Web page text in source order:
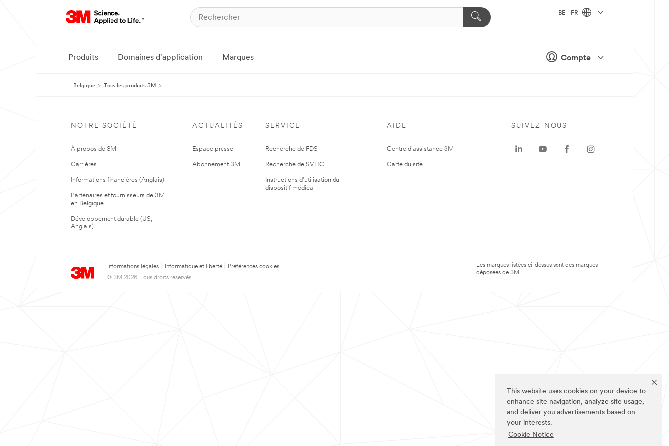
This website uses cookies on your device to
enhance site navigation, analyze site usage,
and deliver you advertisements based on
your interests.
Cookie Notice
Compte
BE - FR
Produits Domaines d'application Marques
Belgique Tous les produits 3M
NOTRE SOCIÉTÉ
À propos de 3M
Carrières
Informations financières (Anglais)
Partenaires et fournisseurs de 3M
en Belgique
Développement durable (US,
Anglais)
ACTUALITÉS
Espace presse
Abonnement 3M
SERVICE
Recherche de FDS
Recherche de SVHC
Instructions d'utilisation du
dispositif médical
AIDE
Centre d'assistance 3M
Carte du site
Informations légales Informatique et liberté
Préférences cookies
© 3M 2026. Tous droits réservés.
SUIVEZ-NOUS
Les marques listées ci-dessus sont des marques
déposées de 3M.